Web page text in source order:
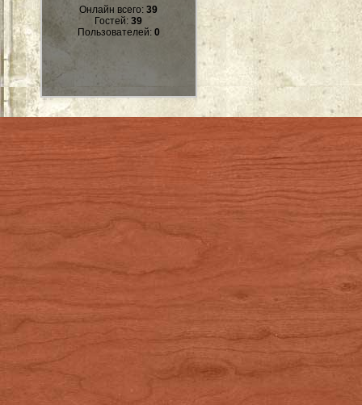
Онлайн всего:39
Гостей:39
Пользователей: 0